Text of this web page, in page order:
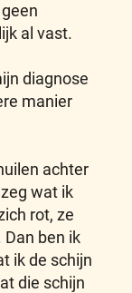
al vast.
diagnose
manier
achter
wat ik
rot, ze
ben ik
ik de schijn
die schijn